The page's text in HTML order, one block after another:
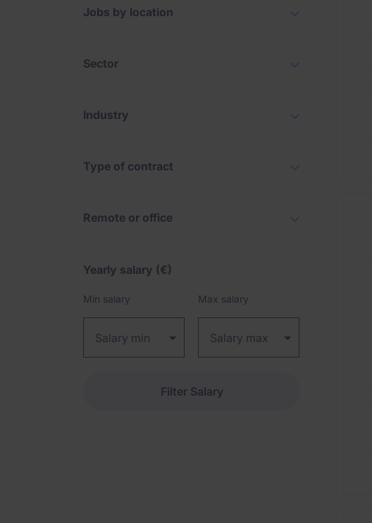
Jobs by location
Sector
Industry
Type of contract
Remote or office
Yearly salary (€)
Min salary Max salary